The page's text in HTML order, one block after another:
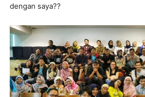
dengan saya??